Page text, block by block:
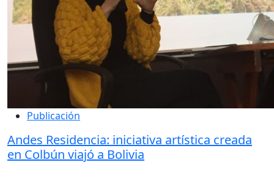
Publicación
Andes Residencia: iniciativa artística creada
en Colbún viajó a Bolivia